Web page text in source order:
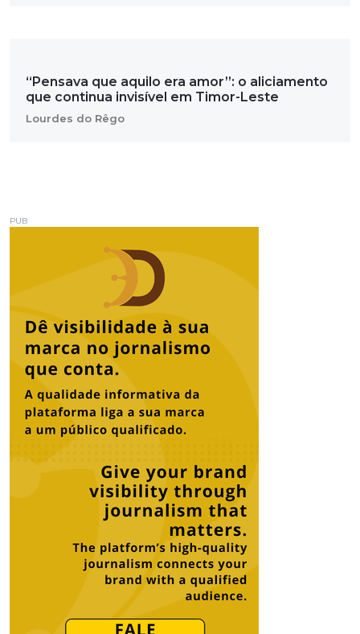
“Pensava que aquilo era amor”: o aliciamento
que continua invisível em Timor-Leste
Lourdes do Rêgo
PUB